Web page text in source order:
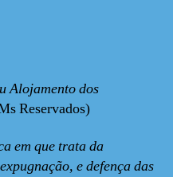
Alojamento dos
Reservados)
em que trata da
e defença das